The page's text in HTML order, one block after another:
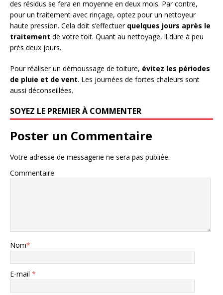
des résidus se fera en moyenne en deux mois. Par contre,
pour un traitement avec rinçage, optez pour un nettoyeur
haute pression. Cela doit s’effectuer quelques jours après le
traitement de votre toit. Quant au nettoyage, il dure à peu
près deux jours.
Pour réaliser un démoussage de toiture, évitez les périodes
de pluie et de vent. Les journées de fortes chaleurs sont
aussi déconseillées.
SOYEZ LE PREMIER À COMMENTER
Poster un Commentaire
Votre adresse de messagerie ne sera pas publiée.
Commentaire
Nom*
E-mail *